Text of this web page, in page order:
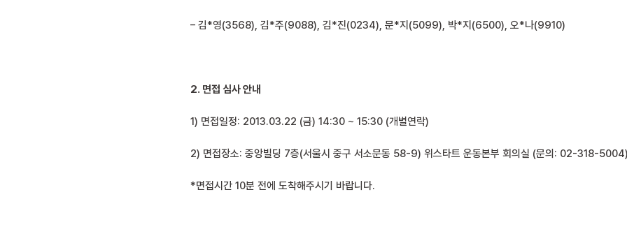
– 김*영(3568), 김*주(9088), 김*진(0234), 문*지(5099), 박*지(6500), 오*나(9910)
2. 면접 심사 안내
1) 면접일정: 2013.03.22 (금) 14:30 ~ 15:30 (개별연락)
2) 면접장소: 중앙빌딩 7층(서울시 중구 서소문동 58-9) 위스타트 운동본부 회의실 (문의: 02-318-
*면접시간 10분 전에 도착해주시기 바랍니다.